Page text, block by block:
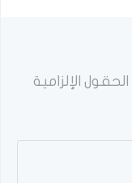
الحقول الإلزامية